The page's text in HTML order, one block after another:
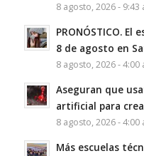
8 agosto, 2026 - 9:43
PRONÓSTICO.
8 de agosto en
8 agosto, 2026 - 4:00
Aseguran que
artificial para
8 agosto, 2026 - 4:00
Más escuelas